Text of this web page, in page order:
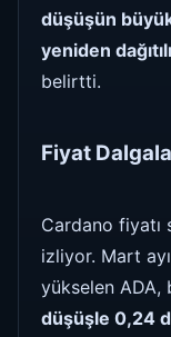
düşüşün
yeniden
belirtti.
Fiyat
Cardano
izliyor. Mart
yükselen ADA,
düşüşle 0,24